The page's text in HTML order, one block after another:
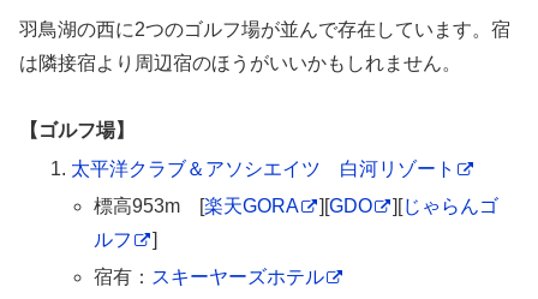
羽鳥湖の西に2つのゴルフ場が並んで存在しています。宿
は隣接宿より周辺宿のほうがいいかもしれません。
【ゴルフ場】
太平洋クラブ＆アソシエイツ 白河リゾート
標高953m [楽天GORA ][GDO ][じゃらんゴ
ルフ
]
宿有： スキーヤーズホテル